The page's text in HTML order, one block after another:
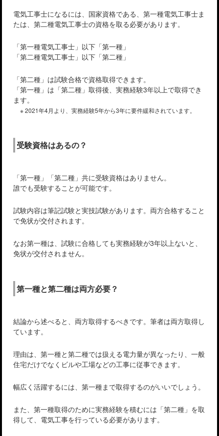
電気工事士になるには、国家資格である、第一種電気工事士ま
たは、第二種電気工事士の資格を取る必要があります。
「第一種電気工事士」以下「第一種」
「第二種電気工事士」以下「第二種」
「第二種」は試験合格で資格取得できます。
「第一種」は「第二種」取得後、実務経験3年以上で取得でき
ます。
※ 2021年4月より、実務経験5年から3年に要件緩和されています。
受験資格はあるの？
「第一種」「第二種」共に受験資格はありません。
誰でも受験することが可能です。
試験内容は筆記試験と実技試験があります。両方合格すること
で免状が交付されます。
なお第一種は、試験に合格しても実務経験が3年以上ないと、
免状が交付されません。
第一種と第二種は両方必要？
結論から述べると、両方取得するべきです。筆者は両方取得し
ています。
理由は、第一種と第二種では扱える電力量が異なったり、一般
住宅だけでなくビルや工場などの工事に従事できます。
幅広く活躍するには、第一種まで取得するのがいいでしょう。
また、第一種取得のために実務経験を積むには「第二種」を取
得して、電気工事を行っている必要があります。